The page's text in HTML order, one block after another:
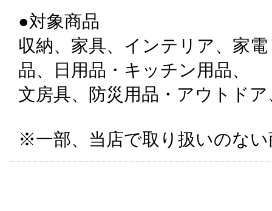
●対象商品
収納、家具、インテリア、家
品、日用品・キッチン用品、
文房具、防災用品・アウトド
※一部、当店で取り扱いのな